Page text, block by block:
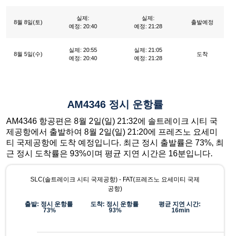
8월 8일(토)
실제:
예정: 20:40
실제:
예정: 21:28
출발예정
8월 5일(수)
실제: 20:55
예정: 20:40
실제: 21:05
예정: 21:28
도착
AM4346 정시 운항률
AM4346 항공편은 8월 2일(일) 21:32에 솔트레이크 시티 국
제공항에서 출발하여 8월 2일(일) 21:20에 프레즈노 요세미
티 국제공항에 도착 예정입니다. 최근 정시 출발률은 73%, 최
근 정시 도착률은 93%이며 평균 지연 시간은 16분입니다.
SLC(솔트레이크 시티 국제공항) - FAT(프레즈노 요세미티 국제
공항)
출발: 정시 운항률
73%
도착: 정시 운항률
93%
평균 지연 시간:
16min